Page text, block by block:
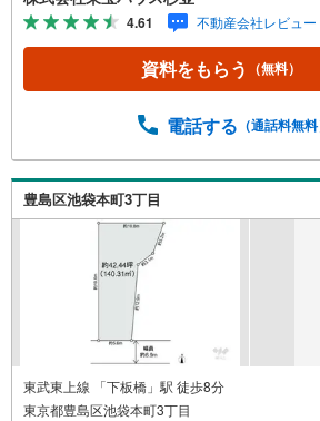
ているため、古い建物の解体費用
に理想のマイホームづくりに取り
際して◆日時のご希望をお伝えく
でも対応可能です）事前に鍵等の
い。事前にご連絡をいただけると
ご案内は◆弊社へのご来社、お客
での待ち合わせ、物件周辺のコン
ど、ご希望をお伝えください。ご
したら、ご見学希望物件以外の資
もちろん他の物件も併せてご案内
4.61 不動産会社レビュ
資料をもらう （無料）
電話する （通話料無料
豊島区池袋本町3丁目
東武東上線 「下板橋」駅 徒歩8分
東京都豊島区池袋本町3丁目